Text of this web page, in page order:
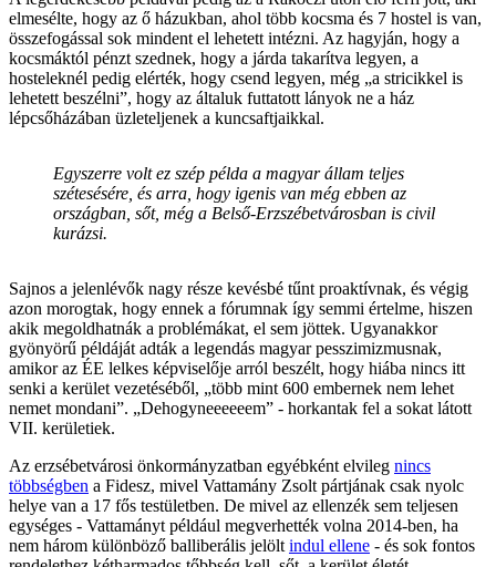
elmesélte, hogy az ő házukban, ahol több kocsma és 7 hostel is van,
összefogással sok mindent el lehetett intézni. Az hagyján, hogy a
kocsmáktól pénzt szednek, hogy a járda takarítva legyen, a
hosteleknél pedig elérték, hogy csend legyen, még „a stricikkel is
lehetett beszélni”, hogy az általuk futtatott lányok ne a ház
lépcsőházában üzleteljenek a kuncsaftjaikkal.
Egyszerre volt ez szép példa a magyar állam teljes
szétesésére, és arra, hogy igenis van még ebben az
országban, sőt, még a Belső-Erzszébetvárosban is civil
kurázsi.
Sajnos a jelenlévők nagy része kevésbé tűnt proaktívnak, és végig
azon morogtak, hogy ennek a fórumnak így semmi értelme, hiszen
akik megoldhatnák a problémákat, el sem jöttek. Ugyanakkor
gyönyörű példáját adták a legendás magyar pesszimizmusnak,
amikor az ÉE lelkes képviselője arról beszélt, hogy hiába nincs itt
senki a kerület vezetéséből, „több mint 600 embernek nem lehet
nemet mondani”. „Dehogyneeeeeem” - horkantak fel a sokat látott
VII. kerületiek.
Az erzsébetvárosi önkormányzatban egyébként elvileg nincs
többségben a Fidesz, mivel Vattamány Zsolt pártjának csak nyolc
helye van a 17 fős testületben. De mivel az ellenzék sem teljesen
egységes - Vattamányt például megverhették volna 2014-ben, ha
nem három különböző balliberális jelölt indul ellene - és sok fontos